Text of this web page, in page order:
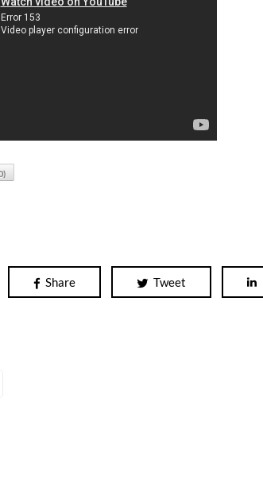
)
Share Tweet